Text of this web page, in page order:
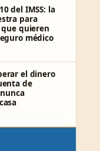
del IMSS: la
para
quieren
médico
el dinero
de